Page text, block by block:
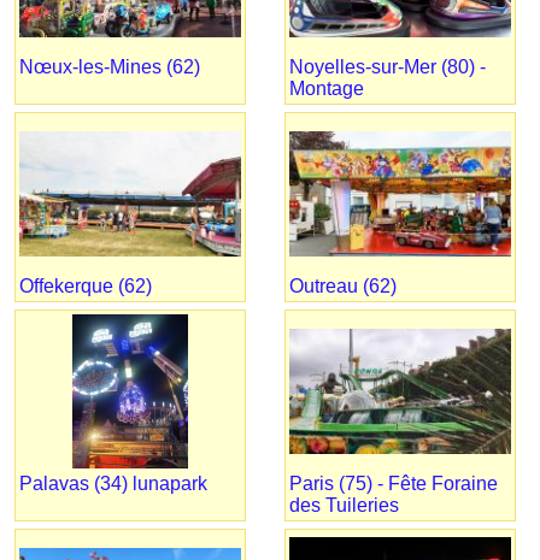
Nœux-les-Mines (62)
Noyelles-sur-Mer (80) -
Montage
Offekerque (62) Outreau (62)
Palavas (34) lunapark
Paris (75) - Fête Foraine
des Tuileries